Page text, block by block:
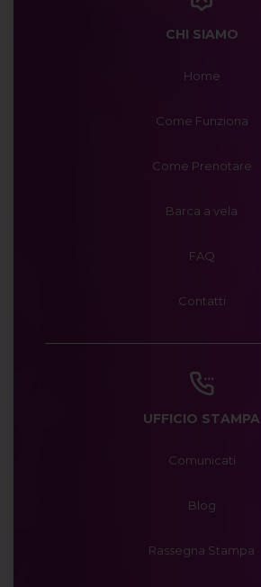
CHI SIAMO
Home
Come Funziona
Come Prenotare
Barca a vela
FAQ
Contatti
UFFICIO STAMPA
Comunicati
Blog
Rassegna Stampa